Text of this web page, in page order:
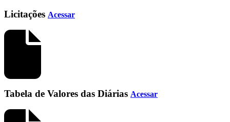
Licitações Acessar
Tabela de Valores das Diárias Acessar